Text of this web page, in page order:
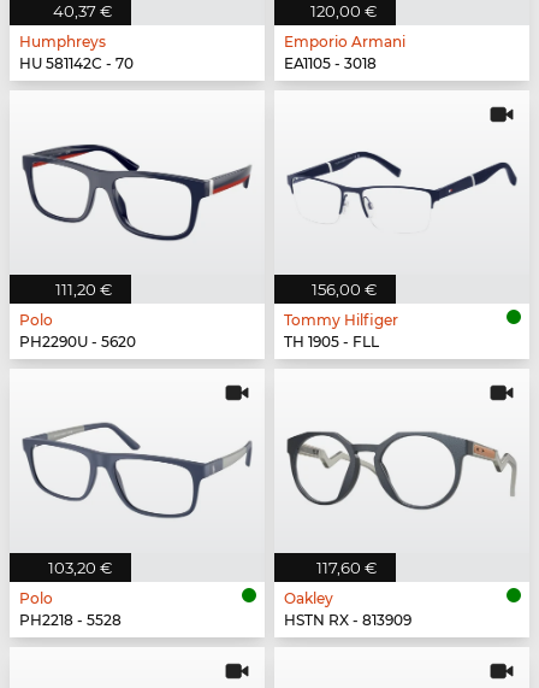
40,37 €
Humphreys
HU 581142C - 70
120,00 €
Emporio Armani
EA1105 - 3018
111,20 €
Polo
PH2290U - 5620
156,00 €
Tommy Hilfiger
TH 1905 - FLL
103,20 €
Polo
PH2218 - 5528
117,60 €
Oakley
HSTN RX - 813909